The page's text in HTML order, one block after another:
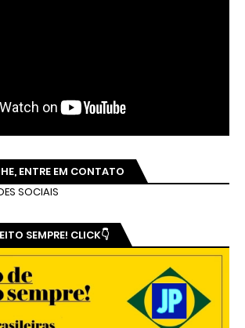
ENTRE EM CONTATO
SOCIAIS
SEMPRE! CLICK👇